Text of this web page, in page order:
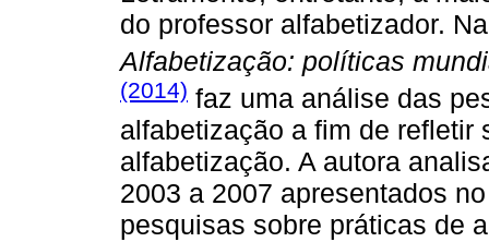
do professor alfabetizador.
Alfabetização: políticas
(2014) faz uma análise das
alfabetização a fim de refletir
alfabetização. A autora
2003 a 2007 apresentados
pesquisas sobre práticas de